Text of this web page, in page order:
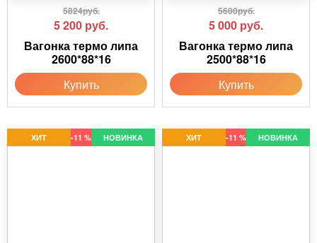
5824руб.
5 200 руб.
Вагонка термо липа
2600*88*16
Купить
5600руб.
5 000 руб.
Вагонка термо липа
2500*88*16
Купить
-11 % НОВИНКА
ХИТ -11 % НОВИНКА
ХИТ